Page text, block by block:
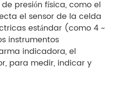
presión física, como el
el sensor de la celda
estándar (como 4 ~
instrumentos
indicadora, el
para medir, indicar y